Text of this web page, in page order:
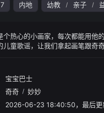
内地 幼教 / 亲子 /
个热心的小画家，每次都能用他
儿童歌谣，让我们拿起画笔跟奇
宝宝巴士
奇奇 / 妙妙
2026-06-23 18:40:50，最后更